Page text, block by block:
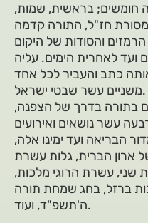
חומשים; בראשית, שמות,
מסורת חז"ל, התורה קדמה
והסודות של היקום
ועד לאחרית הימים. עליה
כתב והעביר לכל אחד
משניים עשר שבטי ישראל.
בתורה בדרך של הצפנה,
עשר נושאים ואירועים
הבריאה ועד ימינו אלה,
ארון הברית, גלות עשרת
שני, עשרת הרוגי מלכות,
ברזל, בחג שמחת תורה
ה'תשפ"ד, ועוד.